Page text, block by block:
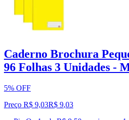
Caderno Brochura
96 Folhas 3 Unidades -
5% OFF
Preço R$ 9,03R$ 9,03